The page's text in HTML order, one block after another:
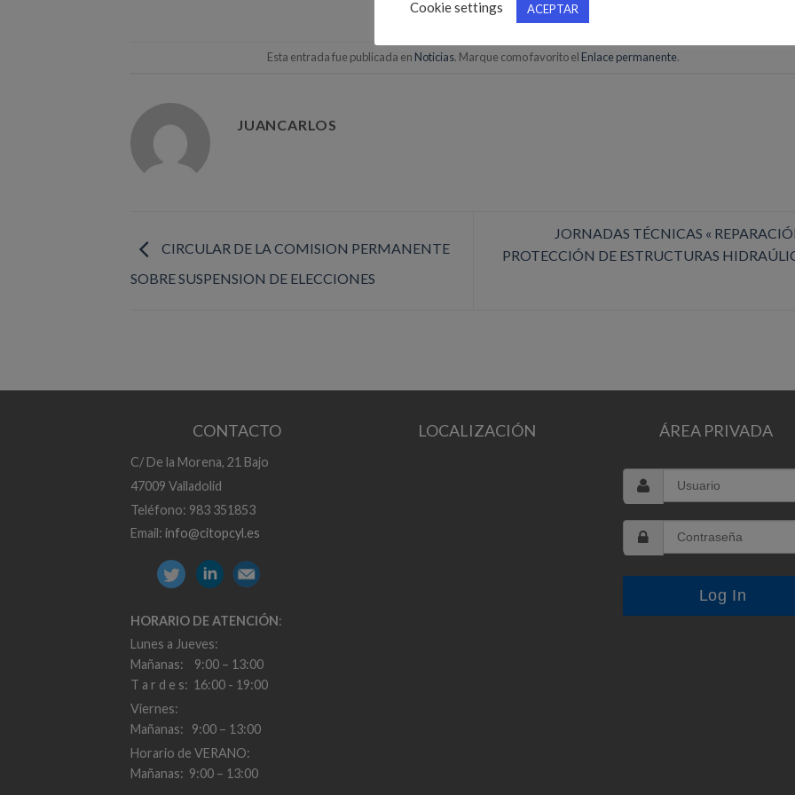
Esta entrada fue publicada en Noticias. Marque como favorito el Enlace permanente.
JUANCARLOS
CIRCULAR DE LA COMISION PERMANENTE
SOBRE SUSPENSION DE ELECCIONES
JORNADAS TÉCNICAS «
PROTECCIÓN DE ESTRUCTURAS
CONTACTO
C/ De la Morena, 21 Bajo
47009 Valladolid
Teléfono: 983 351853
Email: info@citopcyl.es
HORARIO DE ATENCIÓN:
Lunes a Jueves:
Mañanas: 9:00 – 13:00
T a r d e s: 16:00 - 19:00
Viernes:
Mañanas: 9:00 – 13:00
Horario de VERANO:
Mañanas: 9:00 – 13:00
LOCALIZACIÓN ÁREA PRIVADA
Cookie settings ACEPTAR